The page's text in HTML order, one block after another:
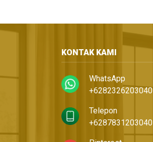
KONTAK KAMI
WhatsApp
+6282326203040
Telepon
+6287831203040